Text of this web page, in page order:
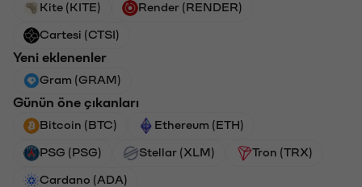
Kite (KITE) Render (RENDER)
Cartesi (CTSI)
Yeni eklenenler
Gram (GRAM)
Günün öne çıkanları
Bitcoin (BTC) Ethereum (ETH)
PSG (PSG) Stellar (XLM) Tron (TRX)
Cardano (ADA)